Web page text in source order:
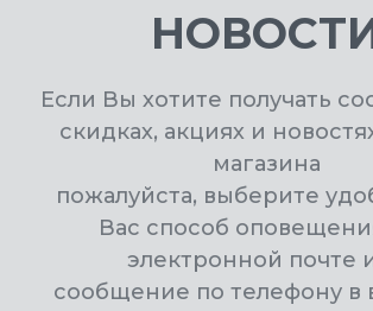
Если Вы хотите получать
скидках, акциях и
магазина
пожалуйста, выберите
Вас способ
электронной почте
сообщение по телефону в